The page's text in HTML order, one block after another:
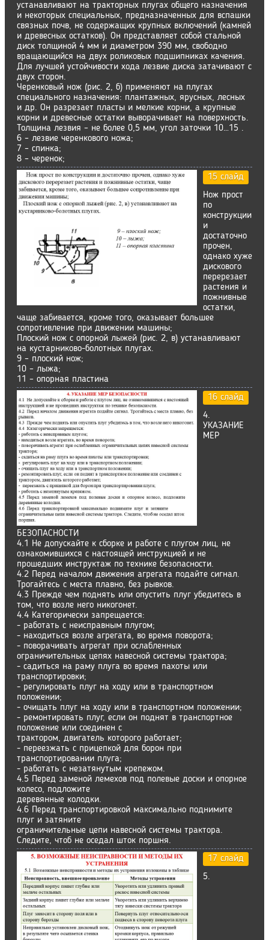
устанавливают на тракторных плугах общего назначения
и некоторых специальных, предназначенных для вспашки
связных почв, не содержащих крупных включений (камней
и древесных остатков). Он представляет собой стальной
диск толщиной 4 мм и диаметром 390 мм, свободно
вращающийся на двух роликовых подшипниках качения.
Для лучшей устойчивости хода лезвие диска затачивают с
двух сторон.
Черенковый нож (рис. 2, б) применяют на плугах
специального назначения: плантажных, ярусных, лесных
и др. Он разрезает пласты и мелкие корни, а крупные
корни и древесные остатки выворачивает на поверхность.
Толщина лезвия – не более 0,5 мм, угол заточки 10…15 .
6 – лезвие черенкового ножа;
7 – спинка;
8 – черенок;
15 слайд
Нож прост
по
конструкции
и
достаточно
прочен,
однако хуже
дискового
перерезает
растения и
пожнивные
остатки,
чаще забивается, кроме того, оказывает большее
сопротивление при движении машины;
Плоский нож с опорной лыжей (рис. 2, в) устанавливают
на кустарниково-болотных плугах.
9 – плоский нож;
10 – лыжа;
11 – опорная пластина
16 слайд
4.
УКАЗАНИЕ
МЕР
БЕЗОПАСНОСТИ
4.1 Не допускайте к сборке и работе с плугом лиц, не
ознакомившихся с настоящей инструкцией и не
прошедших инструктаж по технике безопасности.
4.2 Перед началом движения агрегата подайте сигнал.
Трогайтесь с места плавно, без рывков.
4.3 Прежде чем поднять или опустить плуг убедитесь в
том, что возле него никогонет.
4.4 Категорически запрещается:
- работать с неисправным плугом;
- находиться возле агрегата, во время поворота;
- поворачивать агрегат при ослабленных
ограничительных цепях навесной системы трактора;
- садиться на раму плуга во время пахоты или
транспортировки;
- регулировать плуг на ходу или в транспортном
положении;
- очищать плуг на ходу или в транспортном положении;
- ремонтировать плуг, если он поднят в транспортное
положение или соединен с
трактором, двигатель которого работает;
- переезжать с прицепкой для борон при
транспортировании плуга;
- работать с незатянутым крепежом.
4.5 Перед заменой лемехов под полевые доски и опорное
колесо, подложите
деревянные колодки.
4.6 Перед транспортировкой максимально поднимите
плуг и затяните
ограничительные цепи навесной системы трактора.
Следите, чтоб не оседал шток поршня.
17 слайд
5.